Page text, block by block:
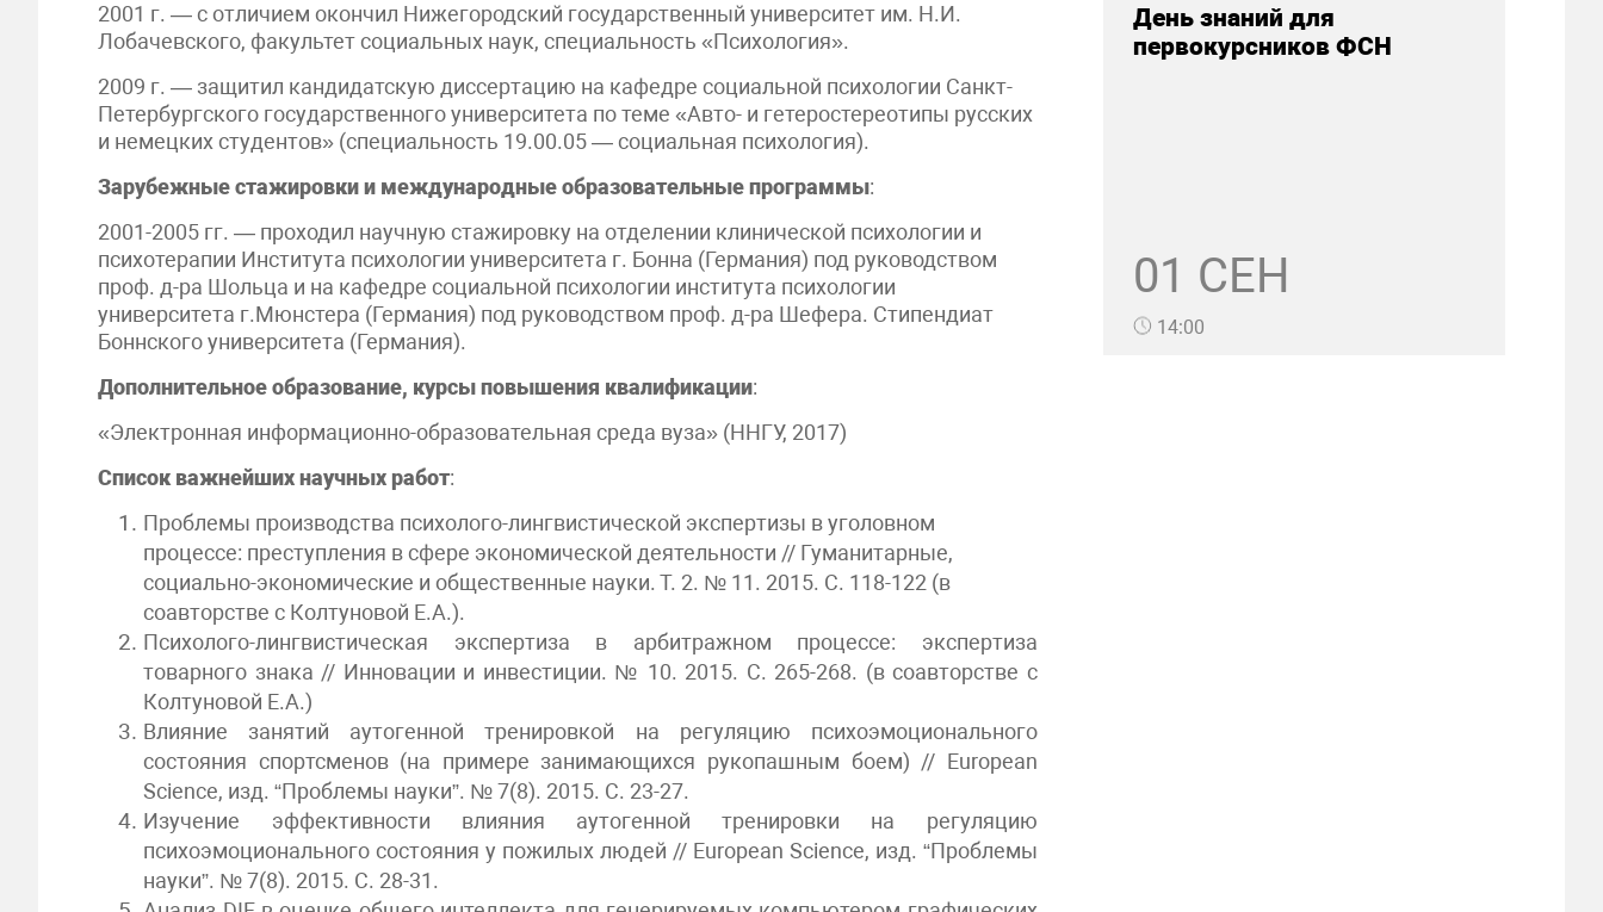
2001 г. — с отличием окончил Нижегородский государственный университет им. Н.И.
Лобачевского, факультет социальных наук, специальность «Психология».
2009 г. — защитил кандидатскую диссертацию на кафедре социальной психологии Санкт-
Петербургского государственного университета по теме «Авто- и гетеростереотипы русских
и немецких студентов» (специальность 19.00.05 — социальная психология).
Зарубежные стажировки и международные образовательные программы:
2001-2005 гг. — проходил научную стажировку на отделении клинической психологии и
психотерапии Института психологии университета г. Бонна (Германия) под руководством
проф. д-ра Шольца и на кафедре социальной психологии института психологии
университета г.Мюнстера (Германия) под руководством проф. д-ра Шефера. Стипендиат
Боннского университета (Германия).
Дополнительное образование, курсы повышения квалификации:
«Электронная информационно-образовательная среда вуза» (ННГУ, 2017)
Список важнейших научных работ:
Проблемы производства психолого-лингвистической экспертизы в уголовном
процессе: преступления в сфере экономической деятельности // Гуманитарные,
социально-экономические и общественные науки. Т. 2. № 11. 2015. С. 118-122 (в
соавторстве с Колтуновой Е.А.).
Психолого-лингвистическая экспертиза в арбитражном процессе: экспертиза
товарного знака // Инновации и инвестиции. № 10. 2015. С. 265-268. (в соавторстве с
Колтуновой Е.А.)
Влияние занятий аутогенной тренировкой на регуляцию психоэмоционального
состояния спортсменов (на примере занимающихся рукопашным боем) // European
Science, изд. “Проблемы науки”. № 7(8). 2015. С. 23-27.
Изучение эффективности влияния аутогенной тренировки на регуляцию
психоэмоционального состояния у пожилых людей // European Science, изд. “Проблемы
науки”. № 7(8). 2015. С. 28-31.
День знаний для
первокурсников ФСН
01 СЕН
14:00